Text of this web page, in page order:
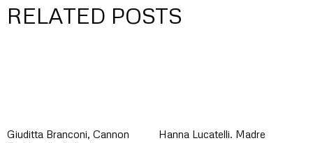
RELATED POSTS
Giuditta Branconi, Cannon
Hanna Lucatelli. Madre